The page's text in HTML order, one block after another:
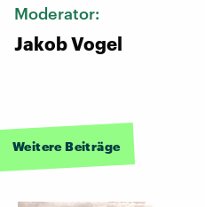
Moderator:
Jakob Vogel
Weitere Beiträge